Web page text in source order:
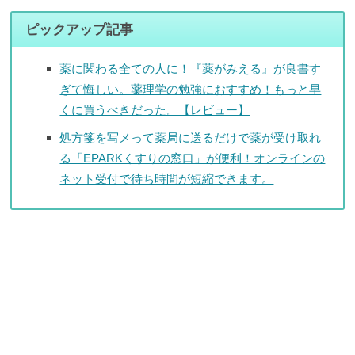
ピックアップ記事
薬に関わる全ての人に！『薬がみえる』が良書す
ぎて悔しい。薬理学の勉強におすすめ！もっと早
くに買うべきだった。【レビュー】
処方箋を写メって薬局に送るだけで薬が受け取れ
る「EPARKくすりの窓口」が便利！オンラインの
ネット受付で待ち時間が短縮できます。